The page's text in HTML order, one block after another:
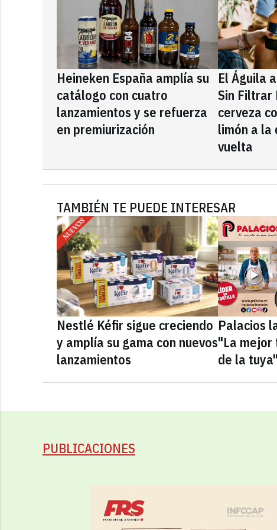
Heineken España amplía su
catálogo con cuatro
lanzamientos y se refuerza
en premiurización
El Águila
Sin Filtrar
cerveza
limón a la
vuelta
TAMBIÉN TE PUEDE INTERESAR
Nestlé Kéfir sigue creciendo
y amplía su gama con nuevos
lanzamientos
Palacios
"La
de la tuya"
PUBLICACIONES